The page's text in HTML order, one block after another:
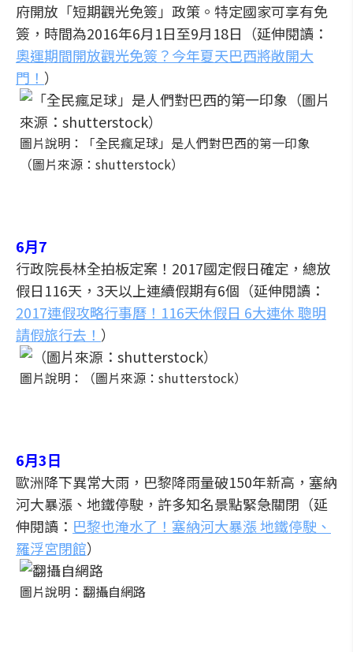
府開放「短期觀光免簽」政策。特定國家可享有免
簽，時間為2016年6月1日至9月18日（延伸閱讀：
奧運期間開放觀光免簽？今年夏天巴西將敞開大
門！ ）
圖片說明：「全民瘋足球」是人們對巴西的第一印象
（圖片來源：shutterstock）
6月7
行政院長林全拍板定案！2017國定假日確定，總放
假日116天，3天以上連續假期有6個（延伸閱讀：
2017連假攻略行事曆！116天休假日 6大連休 聰明
請假旅行去！ ）
圖片說明：（圖片來源：shutterstock）
6月3日
歐洲降下異常大雨，巴黎降雨量破150年新高，塞納
河大暴漲、地鐵停駛，許多知名景點緊急關閉（延
伸閱讀： 巴黎也淹水了！塞納河大暴漲 地鐵停駛、
羅浮宮閉館）
圖片說明：翻攝自網路